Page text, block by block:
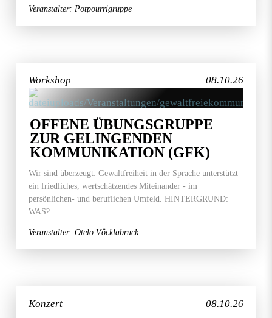
Veranstalter: Potpourrigruppe
08.10.26
Workshop
OFFENE ÜBUNGSGRUPPE
ZUR GELINGENDEN
KOMMUNIKATION (GFK)
Wir sind überzeugt: Gewaltfreiheit in der Sprache unterstützt
ein friedliches, wertschätzendes Miteinander - im
persönlichen- und beruflichen Umfeld. HINTERGRUND:
WAS?...
Veranstalter: Otelo Vöcklabruck
08.10.26
Konzert